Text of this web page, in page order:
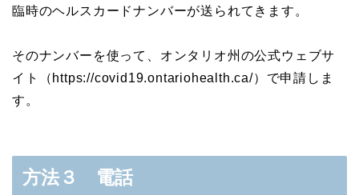
臨時のヘルスカードナンバーが送られてきます。
そのナンバーを使って、オンタリオ州の公式ウェブサ
イト（https://covid19.ontariohealth.ca/）で申請しま
す。
方法３ 電話